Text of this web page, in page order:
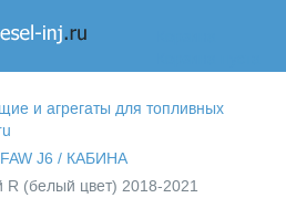
и агрегаты для топливных
J6 / КАБИНА
R (белый цвет) 2018-2021